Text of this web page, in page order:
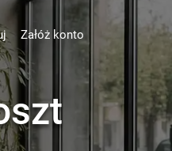
Załóż konto